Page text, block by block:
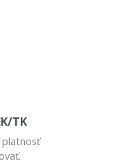
TK
platnosť